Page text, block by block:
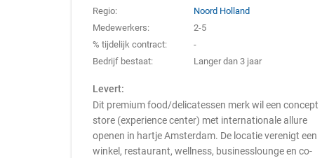
Regio:
Noord Holland
Medewerkers:
2-5
% tijdelijk contract:
-
Bedrijf bestaat:
Langer dan 3 jaar
Levert:
Dit premium food/delicatessen merk wil een concept
store (experience center) met internationale allure
openen in hartje Amsterdam. De locatie verenigt een
winkel, restaurant, wellness, businesslounge en co-